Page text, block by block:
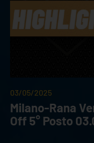
03/05/2025
Milano-Rana
Off 5° Posto